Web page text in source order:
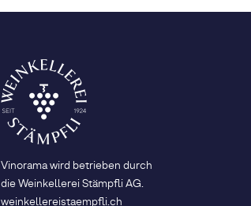
Vinorama wird betrieben durch
die Weinkellerei Stämpfli AG.
weinkellereistaempfli.ch